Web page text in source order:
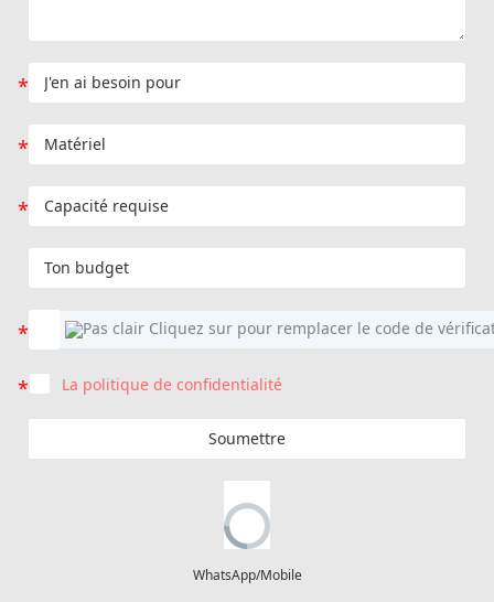
La politique de confidentialité
Soumettre
WhatsApp/Mobile